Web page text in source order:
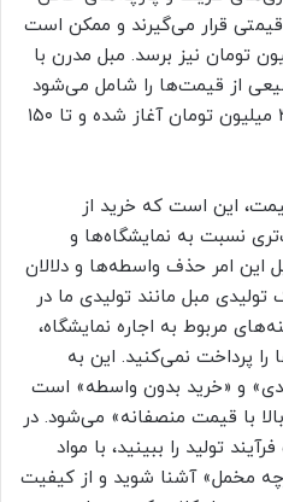
قیمتی قرار می‌گیرند و ممکن است
به ۲۰۰ تا ۳۵۰ میلیون تومان نیز برسد. مبل مدرن با
از قیمت‌ها را شامل می‌شود
که بسته به متریال و برند، از ۴۰ میلیون تومان آغاز شده و تا ۱۵۰
این است که خرید از
نسبت به نمایشگاه‌ها و
این امر حذف واسطه‌ها و دلالان
مبل مانند تولیدی ما در
مربوط به اجاره نمایشگاه،
پرداخت نمی‌کنید. این به
و «خرید بدون واسطه» است
با قیمت منصفانه» می‌شود. در
تولید را ببینید، با مواد
مخمل» آشنا شوید و از کیفیت